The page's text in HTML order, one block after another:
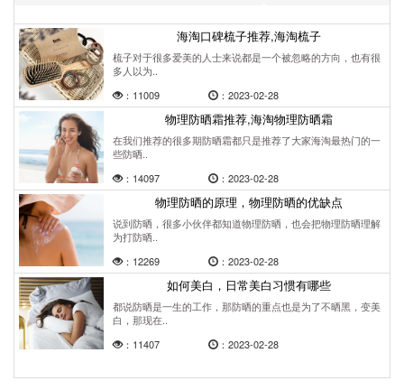
海淘口碑梳子推荐,海淘梳子
梳子对于很多爱美的人士来说都是一个被忽略的方向，也有很
多人以为..
：11009
：2023-02-28
物理防晒霜推荐,海淘物理防晒霜
在我们推荐的很多期防晒霜都只是推荐了大家海淘最热门的一
些防晒..
：14097
：2023-02-28
物理防晒的原理，物理防晒的优缺点
说到防晒，很多小伙伴都知道物理防晒，也会把物理防晒理解
为打防晒..
：12269
：2023-02-28
如何美白，日常美白习惯有哪些
都说防晒是一生的工作，那防晒的重点也是为了不晒黑，变美
白，那现在..
：11407
：2023-02-28